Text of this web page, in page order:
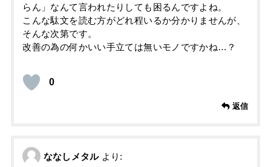
らん」なんて言われたりしても困るんですよね。
こんな駄文を読む方がどれ程いるか分かりませんが、
そんな次第です。
改善の為の何かいい手立ては無いモノですかね…？
0
返信
ななしメタル より: